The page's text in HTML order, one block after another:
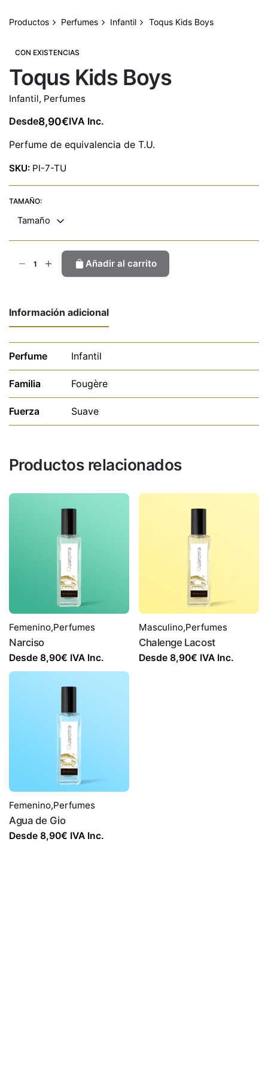
Productos Perfumes Infantil Toqus Kids Boys
CON EXISTENCIAS
Toqus Kids Boys
Infantil, Perfumes
Desde8,90€IVA Inc.
Perfume de equivalencia de T.U.
SKU: PI-7-TU
TAMAÑO:
Tamaño
Añadir al carrito
Información adicional
Perfume Infantil
Familia Fougère
Fuerza Suave
Productos relacionados
Femenino,Perfumes
Narciso
Desde 8,90€ IVA Inc.
Masculino,Perfumes
Chalenge Lacost
Desde 8,90€ IVA Inc.
Femenino,Perfumes
Agua de Gio
Desde 8,90€ IVA Inc.